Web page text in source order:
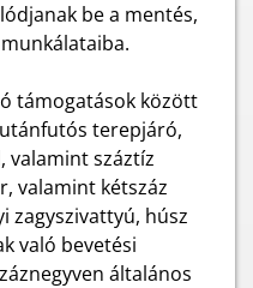
be a mentés,
támogatások között
terepjáró,
valamint száztíz
valamint kétszáz
zagyszivattyú, húsz
való bevetési
általános